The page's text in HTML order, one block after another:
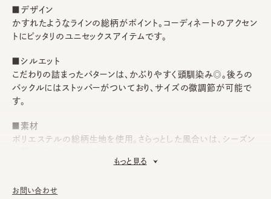
■デザイン
かすれたようなラインの総柄がポイント。コーディネートのアクセン
トにピッタリのユニセックスアイテムです。
■シルエット
こだわりの詰まったパターンは、かぶりやすく頭馴染み◎。後ろの
バックルにはストッパーがついており、サイズの微調節が可能で
す。
■素材
ポリエステルの総柄生地を使用。さらっとした風合いは、シーズン
洗濯不可。汚れにつきましては、消臭・抗菌用のスプレーや、帽子
もっと見る
お問い合わせ